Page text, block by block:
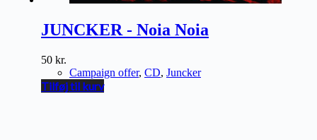
JUNCKER - Noia Noia
50 kr.
Campaign offer, CD, Juncker
Tilføj til kurv